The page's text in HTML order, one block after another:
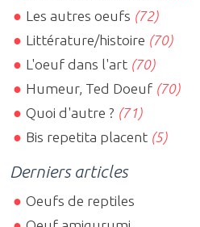
Les autres oeufs (72)
Littérature/histoire (70)
L'oeuf dans l'art (70)
Humeur, Ted Doeuf (70)
Quoi d'autre ? (71)
Bis repetita placent (5)
Derniers articles
Oeufs de reptiles